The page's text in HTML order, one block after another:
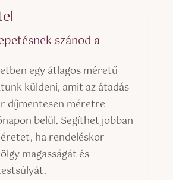
szánod a
egy átlagos méretű
küldeni, amit az átadás
díjmentesen méretre
belül. Segíthet jobban
ha rendeléskor
magasságát és